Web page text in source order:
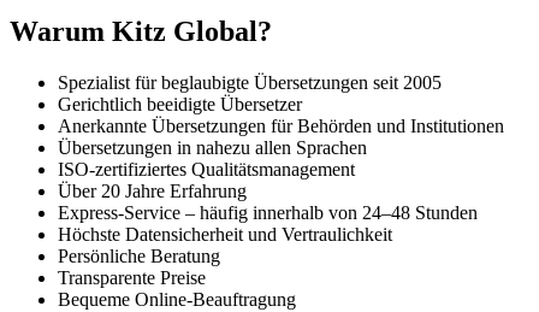
Warum Kitz Global?
Spezialist für beglaubigte Übersetzungen seit 2005
Gerichtlich beeidigte Übersetzer
Anerkannte Übersetzungen für Behörden und Institutionen
Übersetzungen in nahezu allen Sprachen
ISO-zertifiziertes Qualitätsmanagement
Über 20 Jahre Erfahrung
Express-Service – häufig innerhalb von 24–48 Stunden
Höchste Datensicherheit und Vertraulichkeit
Persönliche Beratung
Transparente Preise
Bequeme Online-Beauftragung